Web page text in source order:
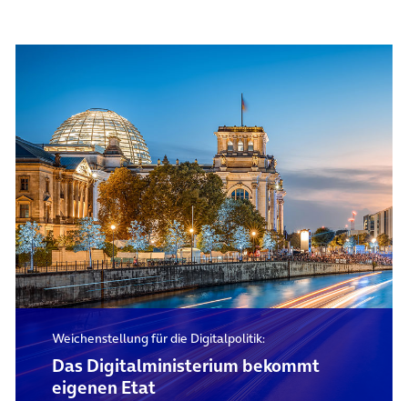
Weichenstellung für die Digitalpolitik:
Das Digital­ministerium bekommt
eigenen Etat